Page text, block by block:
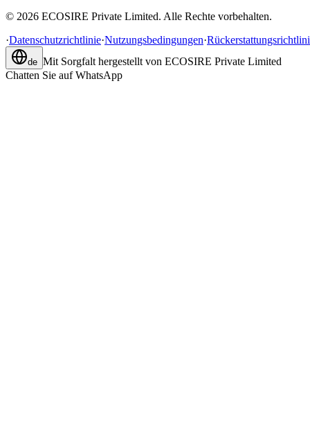
© 2026 ECOSIRE Private Limited. Alle Rechte vorbehalten.
·Datenschutzrichtlinie·Nutzungsbedingungen·
de Mit Sorgfalt hergestellt von ECOSIRE Private Limited
Chatten Sie auf WhatsApp